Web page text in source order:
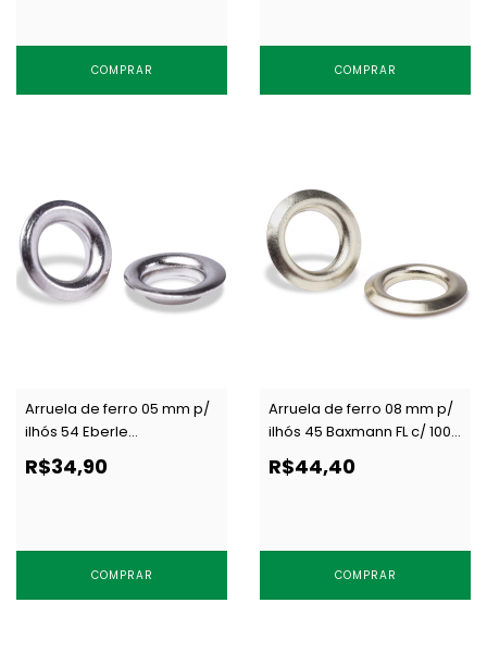
COMPRAR COMPRAR
Arruela de ferro 05 mm p/
ilhós 54 Eberle
AR.090.050.20.F NIQ c/ 1000
un
R$34,90
COMPRAR
Arruela de ferro 08 mm p/
ilhós 45 Baxmann FL c/ 1000
R$44,40
COMPRAR